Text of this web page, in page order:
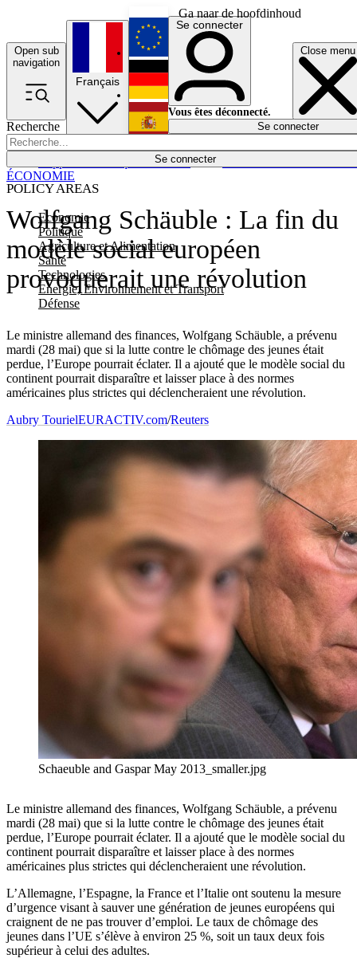
Ga naar de hoofdinhoud
Open sub
navigation
Close menu
Recherche
Se connecter
POLICY AREAS
Economie
Politique
Agriculture et Alimentation
Santé
Technologies
Energie, Environnement et Transport
Défense
Économie
Français
English
Deutsch
Español
Se connecter
Vous êtes déconnecté.
Se connecter
Wolfgang Schäuble : La fin du
modèle social européen
provoquerait une révolution
Le ministre allemand des finances, Wolfgang Schäuble, a prévenu
mardi (28 mai) que si la lutte contre le chômage des jeunes était
perdue, l’Europe pourrait éclater. Il a ajouté que le modèle social du
continent pourrait disparaître et laisser place à des normes
américaines plus strictes qui déclencheraient une révolution.
ÉCONOMIE
Aubry TourielEURACTIV.com/Reuters
Schaeuble and Gaspar May 2013_smaller.jpg
Le ministre allemand des finances, Wolfgang Schäuble, a prévenu
mardi (28 mai) que si la lutte contre le chômage des jeunes était
perdue, l’Europe pourrait éclater. Il a ajouté que le modèle social du
continent pourrait disparaître et laisser place à des normes
américaines plus strictes qui déclencheraient une révolution.
L’Allemagne, l’Espagne, la France et l’Italie ont soutenu la mesure
d’urgence visant à sauver une génération de jeunes européens qui
craignent de ne pas trouver d’emploi. Le taux de chômage des
jeunes dans l’UE s’élève à environ 25 %, soit un taux deux fois
supérieur à celui des adultes.